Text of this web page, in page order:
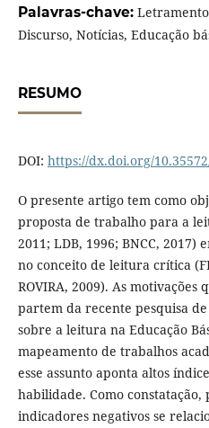
Palavras-chave:
Discurso, Notícias, Educação
RESUMO
DOI: https://dx.doi.org/
O presente artigo tem como
proposta de trabalho para a
2011; LDB, 1996; BNCC, 2017)
no conceito de leitura crítica
ROVIRA, 2009). As motivações
partem da recente pesquisa
sobre a leitura na Educação
mapeamento de trabalhos
esse assunto aponta altos
habilidade. Como constatação,
indicadores negativos se